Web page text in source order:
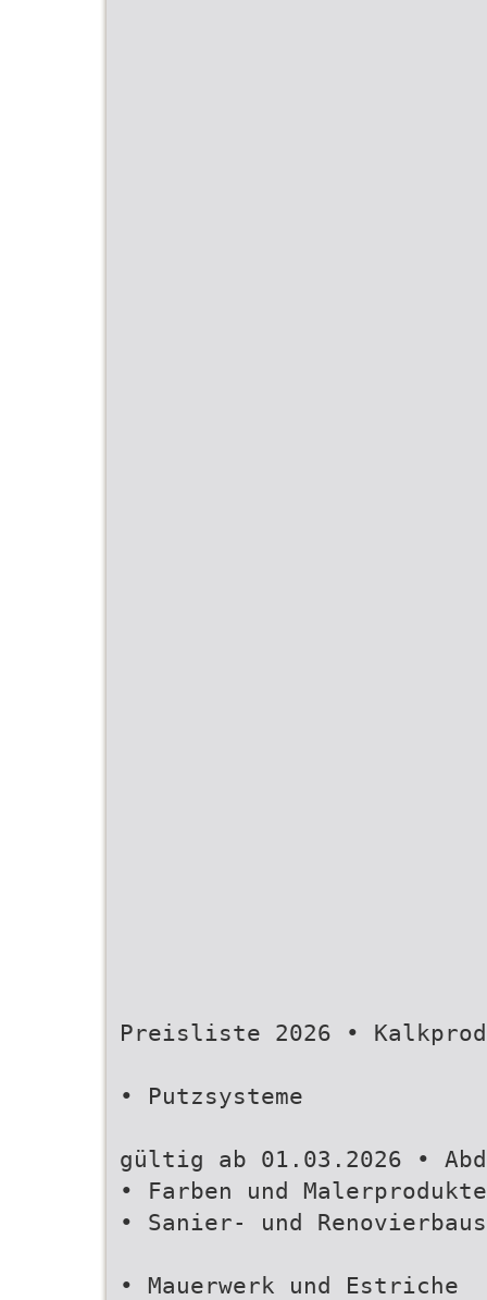
Preisliste 2026 •
• Putzsysteme
gültig ab 01.03.2026 •
• Farben und Malerprodukte
• Sanier- und
• Mauerwerk und Estriche